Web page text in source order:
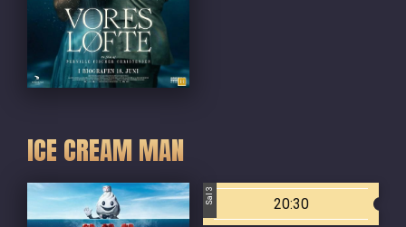
ICE CREAM MAN
Sal 3 20:30